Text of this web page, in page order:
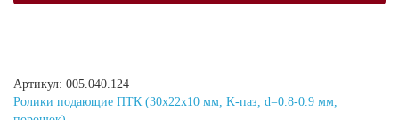
Артикул: 005.040.124
Ролики подающие ПТК (30х22х10 мм, K-паз, d=0.8-0.9 мм,